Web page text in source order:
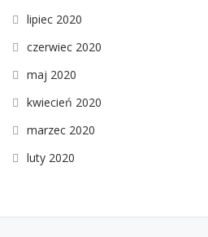
lipiec 2020
czerwiec 2020
maj 2020
kwiecień 2020
marzec 2020
luty 2020